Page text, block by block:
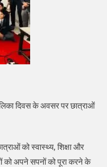
दिवस के अवसर पर छात्राओं
को स्वास्थ्य, शिक्षा और
को अपने सपनों को पूरा करने के